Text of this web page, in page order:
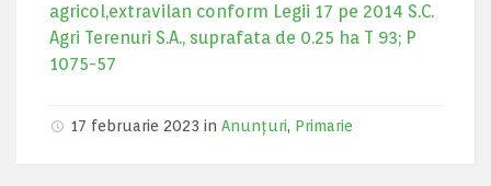
agricol,extravilan conform Legii 17 pe 2014 S.C.
Agri Terenuri S.A., suprafata de 0.25 ha T 93; P
1075-57
17 februarie 2023 in Anunțuri, Primarie